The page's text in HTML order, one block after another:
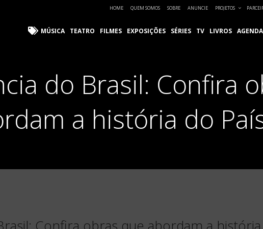
HOME QUEM SOMOS SOBRE ANUNCIE PROJETOS
MÚSICA TEATRO FILMES EXPOSIÇÕES SÉRIES TV LIVROS
do Brasil: Confira
a história do
Confira obras que abordam a história